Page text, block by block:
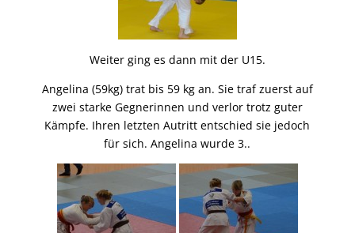
Weiter ging es dann mit der U15.
Angelina (59kg) trat bis 59 kg an. Sie traf zuerst auf
zwei starke Gegnerinnen und verlor trotz guter
Kämpfe. Ihren letzten Autritt entschied sie jedoch
für sich. Angelina wurde 3..